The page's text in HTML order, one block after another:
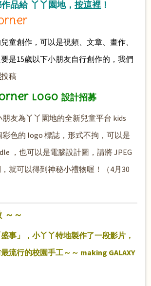
品給 丫丫園地，按這裡 ！
童創作，可以是視頻、文章、畫作、
是15歲以下小朋友自行創作的，我們
投稿
Logo 設計招募
朋友為丫丫園地的全新兒童平台 kids
彩色的 logo 標誌，形式不拘，可以是
，也可以是電腦設計圖，請將 JPEG
就可以得到神秘小禮物喔！（4月30
～～
事」，小丫丫特地製作了一段影片，
流行的校園手工～～ making GALAXY